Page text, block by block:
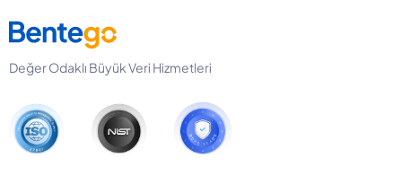
Değer Odaklı Büyük Veri Hizmetleri